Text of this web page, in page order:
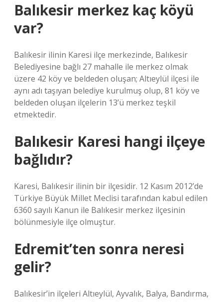
Balıkesir merkez kaç köyü
var?
Balıkesir ilinin Karesi ilçe merkezinde, Balıkesir
Belediyesine bağlı 27 mahalle ile merkez olmak
üzere 42 köy ve beldeden oluşan; Altıeylül ilçesi ile
aynı adı taşıyan belediye kurulmuş olup, 81 köy ve
beldeden oluşan ilçelerin 13’ü merkez teşkil
etmektedir.
Balıkesir Karesi hangi ilçeye
bağlıdır?
Karesi, Balıkesir ilinin bir ilçesidir. 12 Kasım 2012’de
Türkiye Büyük Millet Meclisi tarafından kabul edilen
6360 sayılı Kanun ile Balıkesir merkez ilçesinin
bölünmesiyle ilçe olmuştur.
Edremit’ten sonra neresi
gelir?
Balıkesir’in ilçeleri Altıeylül, Ayvalık, Balya, Bandırma,